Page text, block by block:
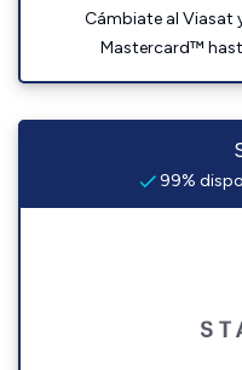
Cámbiate al Viasat
Mastercard™
99%